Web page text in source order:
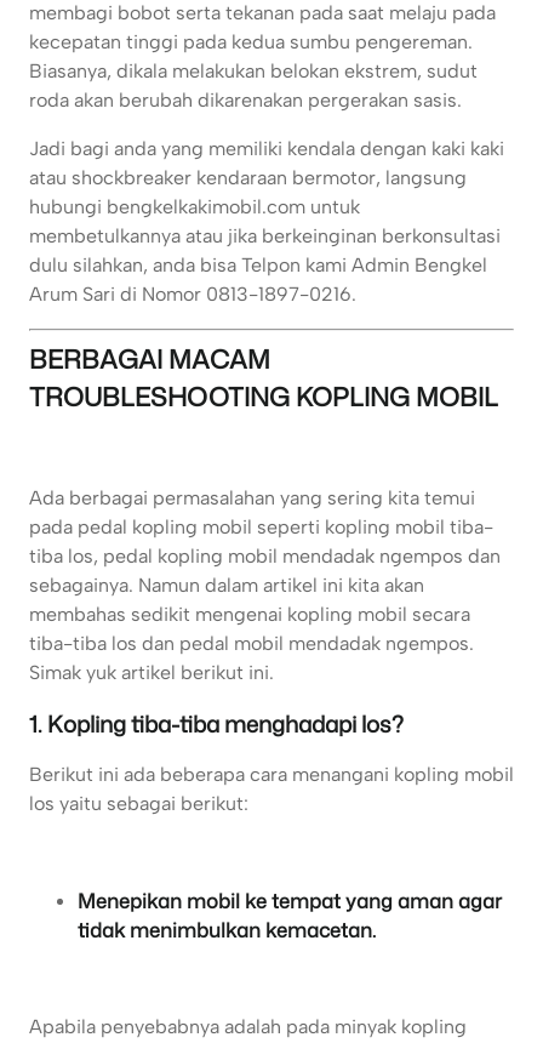
membagi bobot serta tekanan pada saat melaju pada
kecepatan tinggi pada kedua sumbu pengereman.
Biasanya, dikala melakukan belokan ekstrem, sudut
roda akan berubah dikarenakan pergerakan sasis.
Jadi bagi anda yang memiliki kendala dengan kaki kaki
atau shockbreaker kendaraan bermotor, langsung
hubungi bengkelkakimobil.com untuk
membetulkannya atau jika berkeinginan berkonsultasi
dulu silahkan, anda bisa Telpon kami Admin Bengkel
Arum Sari di Nomor 0813-1897-0216.
BERBAGAI MACAM
TROUBLESHOOTING KOPLING MOBIL
Ada berbagai permasalahan yang sering kita temui
pada pedal kopling mobil seperti kopling mobil tiba-
tiba los, pedal kopling mobil mendadak ngempos dan
sebagainya. Namun dalam artikel ini kita akan
membahas sedikit mengenai kopling mobil secara
tiba-tiba los dan pedal mobil mendadak ngempos.
Simak yuk artikel berikut ini.
1. Kopling tiba-tiba menghadapi los?
Berikut ini ada beberapa cara menangani kopling mobil
los yaitu sebagai berikut:
Menepikan mobil ke tempat yang aman agar
tidak menimbulkan kemacetan.
Apabila penyebabnya adalah pada minyak kopling